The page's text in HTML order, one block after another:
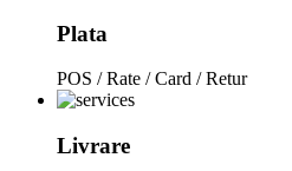
Plata
POS / Rate / Card / Retur
Livrare